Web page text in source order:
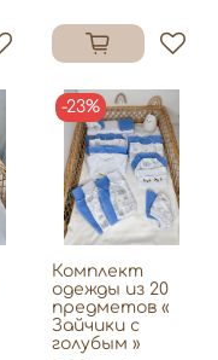
-23%
Комплект
одежды из 20
предметов «
Зайчики с
голубым »